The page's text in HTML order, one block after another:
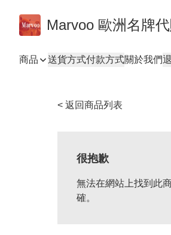
Marvoo 歐洲名牌
商品 送貨方式付款方式關於我們
< 返回商品列表
很抱歉
無法在網站上找到此
確。